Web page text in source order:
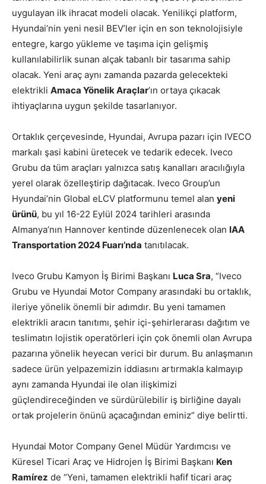
uygulayan ilk ihracat modeli olacak. Yenilikçi platform,
Hyundai’nin yeni nesil BEV’ler için en son teknolojisiyle
entegre, kargo yükleme ve taşıma için gelişmiş
kullanılabilirlik sunan alçak tabanlı bir tasarıma sahip
olacak. Yeni araç aynı zamanda pazarda gelecekteki
elektrikli Amaca Yönelik Araçlar’ın ortaya çıkacak
ihtiyaçlarına uygun şekilde tasarlanıyor.
Ortaklık çerçevesinde, Hyundai, Avrupa pazarı için IVECO
markalı şasi kabini üretecek ve tedarik edecek. Iveco
Grubu da tüm araçları yalnızca satış kanalları aracılığıyla
yerel olarak özelleştirip dağıtacak. Iveco Group’un
Hyundai’nin Global eLCV platformunu temel alan yeni
ürünü, bu yıl 16-22 Eylül 2024 tarihleri arasında
Almanya’nın Hannover kentinde düzenlenecek olan IAA
Transportation 2024 Fuarı’nda tanıtılacak.
Iveco Grubu Kamyon İş Birimi Başkanı Luca Sra, “Iveco
Grubu ve Hyundai Motor Company arasındaki bu ortaklık,
ileriye yönelik önemli bir adımdır. Bu yeni tamamen
elektrikli aracın tanıtımı, şehir içi-şehirlerarası dağıtım ve
teslimatın lojistik operatörleri için çok önemli olan Avrupa
pazarına yönelik heyecan verici bir durum. Bu anlaşmanın
sadece ürün yelpazemizin iddiasını artırmakla kalmayıp
aynı zamanda Hyundai ile olan ilişkimizi
güçlendireceğinden ve sürdürülebilir iş birliğine dayalı
ortak projelerin önünü açacağından eminiz” diye belirtti.
Hyundai Motor Company Genel Müdür Yardımcısı ve
Küresel Ticari Araç ve Hidrojen İş Birimi Başkanı Ken
Ramírez de “Yeni, tamamen elektrikli hafif ticari araç